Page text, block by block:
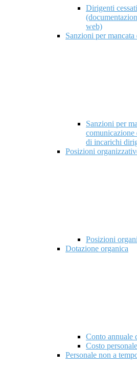
Dirigenti
web)
Sanzioni per
Sanzioni per
comunicazione
di incarichi
Posizioni
Posizioni
Dotazione organica
Conto annuale
Costo
Personale non a